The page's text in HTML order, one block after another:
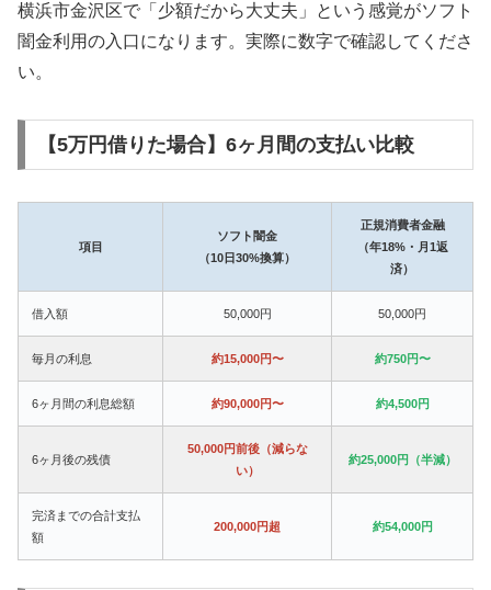
横浜市金沢区で「少額だから大丈夫」という感覚がソフト
闇金利用の入口になります。実際に数字で確認してくださ
い。
【5万円借りた場合】6ヶ月間の支払い比較
項目
ソフト闇金
（10日30%換算）
正規消費者金融
（年18%・月1返
済）
借入額 50,000円 50,000円
毎月の利息 約15,000円〜 約750円〜
6ヶ月間の利息総額 約90,000円〜 約4,500円
6ヶ月後の残債
50,000円前後（減らな
い）
約25,000円（半減）
完済までの合計支払
額
200,000円超 約54,000円